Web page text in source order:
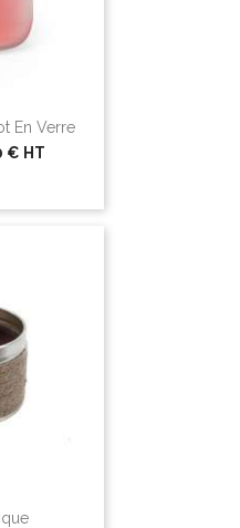
En Verre
€ HT